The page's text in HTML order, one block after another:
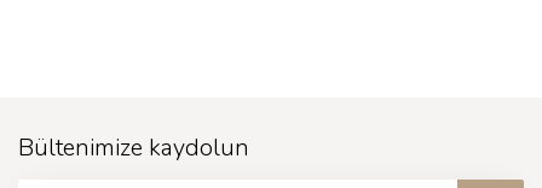
Bültenimize kaydolun